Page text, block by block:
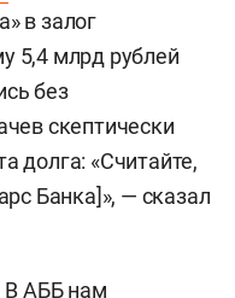
в залог
5,4 млрд рублей
без
скептически
долга: «Считайте,
Банка]», — сказал
В АББ нам